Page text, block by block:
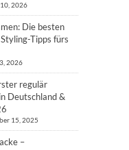
2026
Die besten
Tipps fürs
2026
regulär
Deutschland &
15, 2025
–